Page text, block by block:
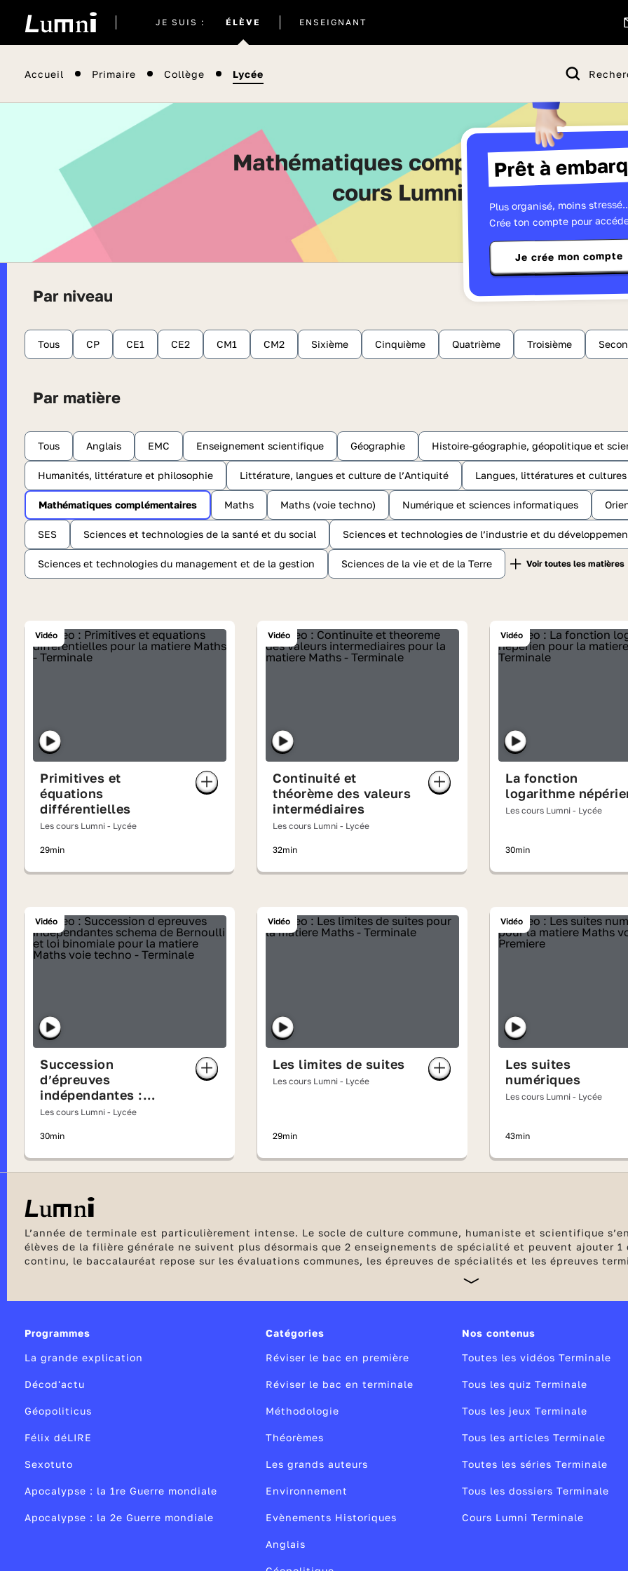
JE SUIS : ÉLÈVE
actuel
ENSEIGNANT
Accueil Primaire Collège Lycée
Prêt à
Plus organisé, moins
Crée ton compte pour
Je crée mon compte
Mathématiques complémentaires - Tous les
cours Lumni de Terminale
Par niveau
Tous CP CE1 CE2 CM1 CM2 Sixième Cinquième Quatrième Troisième
Par matière
Tous Anglais EMC Enseignement scientifique Géographie Histoire-géographie, géopolitique et
Humanités, littérature et philosophie Littérature, langues et culture de l’Antiquité Langues, littératures et
Mathématiques complémentaires Maths Maths (voie techno) Numérique et sciences informatiques
SES Sciences et technologies de la santé et du social Sciences et technologies de l’industrie et du
Sciences et technologies du management et de la gestion Sciences de la vie et de la Terre
Vidéo
Primitives et
équations
différentielles
Les cours Lumni - Lycée
29min
Vidéo
Continuité et
théorème des valeurs
intermédiaires
Les cours Lumni - Lycée
32min
Vidéo
La fonction
logarithme
Les cours Lumni - Lycée
30min
Vidéo
Succession
d’épreuves
indépendantes :
schéma de Bernoulli
Les cours Lumni - Lycée
30min
Vidéo
Les limites de suites
Les cours Lumni - Lycée
29min
Vidéo
Les suites
numériques
Les cours Lumni - Lycée
43min
L’année de terminale est particulièrement intense. Le socle de culture commune, humaniste et scientifique
élèves de la filière générale ne suivent plus désormais que 2 enseignements de spécialité et peuvent ajouter
continu, le baccalauréat repose sur les évaluations communes, les épreuves de spécialités et les épreuves
Programmes
La grande explication
Décod'actu
Géopoliticus
Félix déLIRE
Sexotuto
Apocalypse : la 1re Guerre mondiale
Apocalypse : la 2e Guerre mondiale
Catégories
Réviser le bac en première
Réviser le bac en terminale
Méthodologie
Théorèmes
Les grands auteurs
Environnement
Evènements Historiques
Anglais
Nos contenus
Toutes les vidéos Terminale
Tous les quiz Terminale
Tous les jeux Terminale
Tous les articles Terminale
Toutes les séries Terminale
Tous les dossiers Terminale
Cours Lumni Terminale